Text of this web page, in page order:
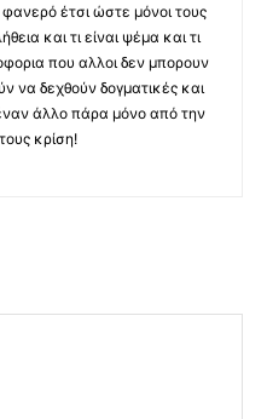
έτσι ώστε μόνοι τους
και τι είναι ψέμα και τι
που αλλοι δεν μπορουν
να δεχθούν δογματικές και
άλλο πάρα μόνο από την
κρίση!